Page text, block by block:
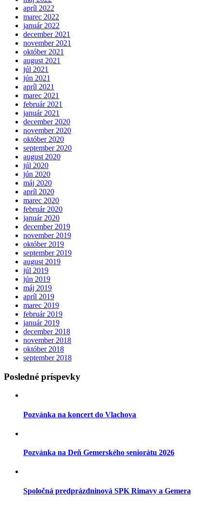
apríl 2022
marec 2022
január 2022
december 2021
november 2021
október 2021
august 2021
júl 2021
jún 2021
apríl 2021
marec 2021
február 2021
január 2021
december 2020
november 2020
október 2020
september 2020
august 2020
júl 2020
jún 2020
máj 2020
apríl 2020
marec 2020
február 2020
január 2020
december 2019
november 2019
október 2019
september 2019
august 2019
júl 2019
jún 2019
máj 2019
apríl 2019
marec 2019
február 2019
január 2019
december 2018
november 2018
október 2018
september 2018
Posledné príspevky
Pozvánka na koncert do Vlachova
Pozvánka na Deň Gemerského seniorátu 2026
Spoločná predprázdninová SPK Rimavy a Gemera